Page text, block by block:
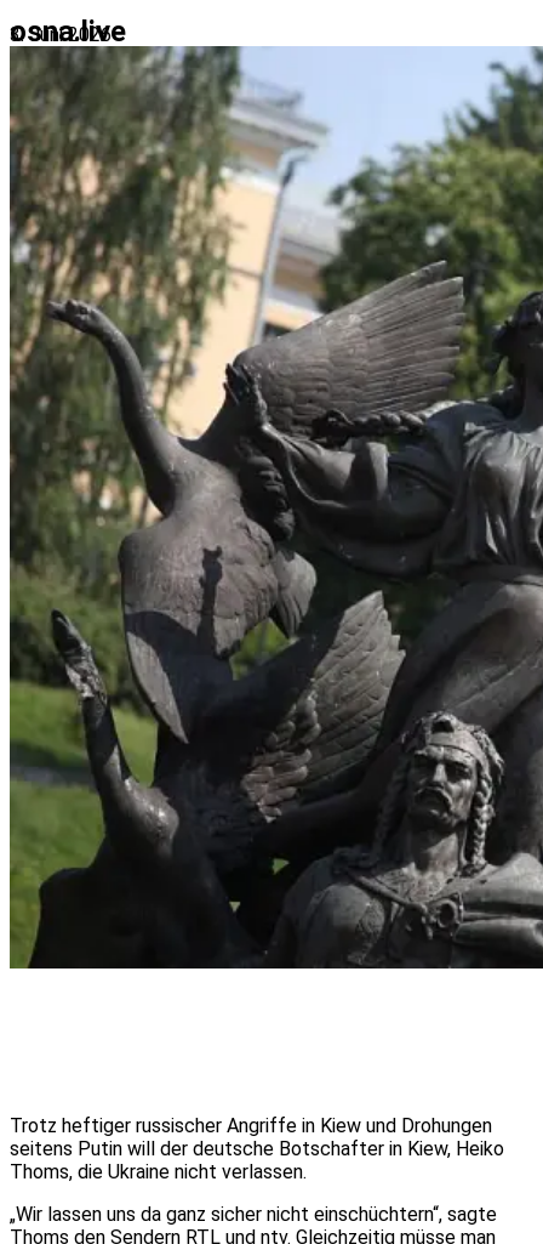
osna.live
3. Juni 2026
Trotz heftiger russischer Angriffe in Kiew und Drohungen
seitens Putin will der deutsche Botschafter in Kiew, Heiko
Thoms, die Ukraine nicht verlassen.
„Wir lassen uns da ganz sicher nicht einschüchtern“, sagte
Thoms den Sendern RTL und ntv. Gleichzeitig müsse man